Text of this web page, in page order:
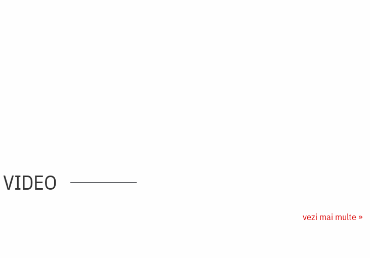
VIDEO
vezi mai multe »